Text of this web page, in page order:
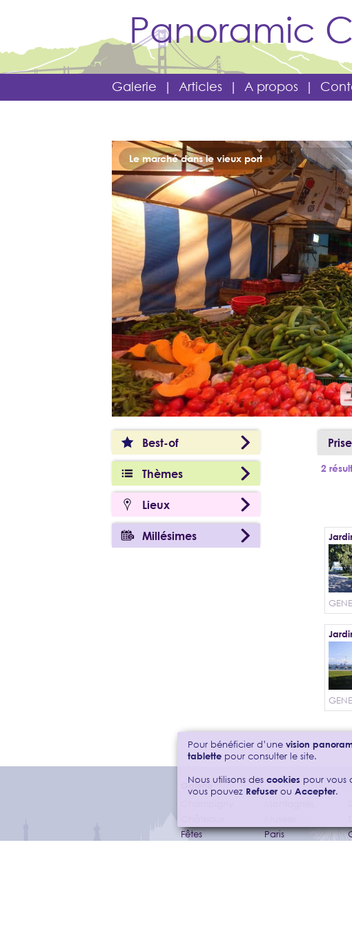
Panoramic
Galerie | Articles | A propos |
Best-of
Thèmes
Lieux
Millésimes
2
Galerie
Fêtes
Paris
Pour bénéficier d’une vision
tablette pour consulter le site.
Nous utilisons des cookies pour vous
vous pouvez Refuser ou Accepter.